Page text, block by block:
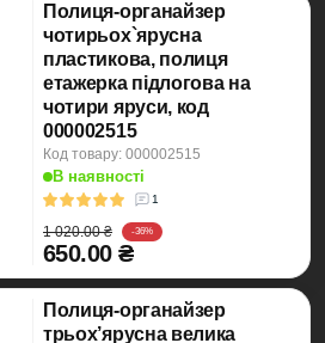
Полиця-органайзер
чотирьох`ярусна
пластикова, полиця
етажерка підлогова на
чотири яруси, код
000002515
Код товару: 000002515
В наявності
1
1 020.00 ₴ -36%
650.00 ₴
Полиця-органайзер
трьох’ярусна велика